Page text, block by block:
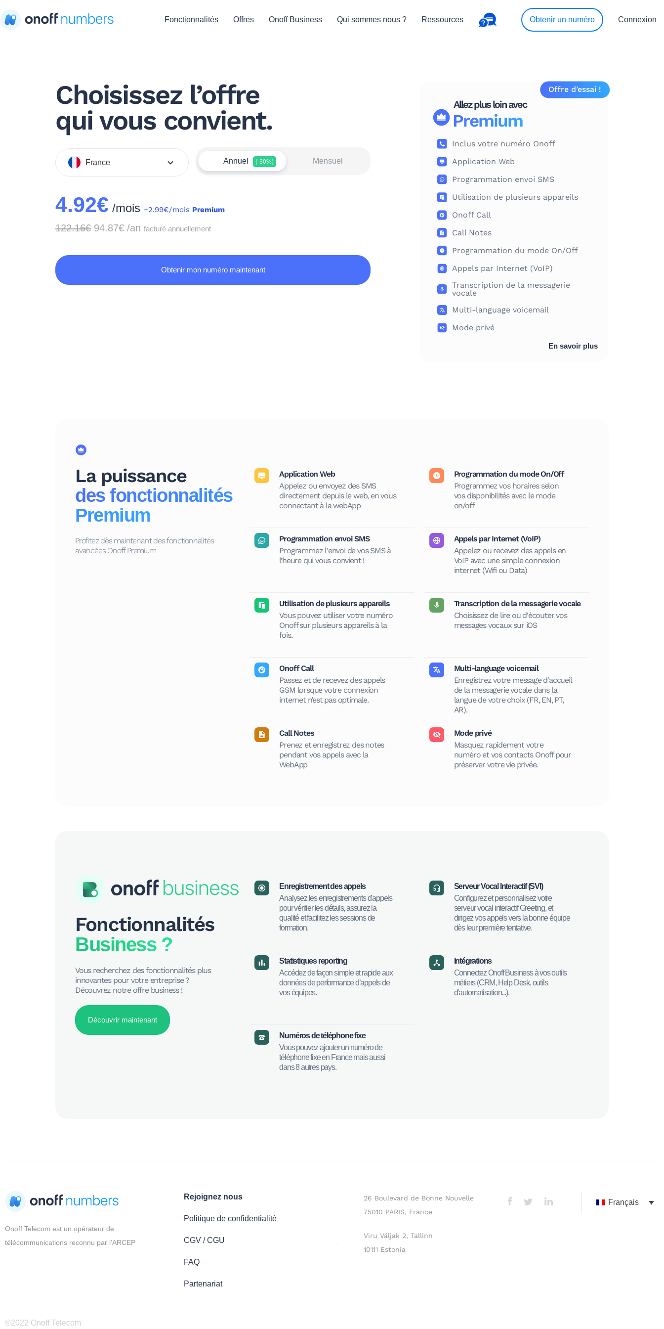
Fonctionnalités Offres Onoff Business Qui sommes nous ? Ressources Obtenir un numéro Connexion
Choisissez l’offre
qui vous convient.
France Annuel (-30%) Mensuel
4.92€ /mois +2.99€/mois Premium
122.16€ 94.87€ /an facturé annuellement
Obtenir mon numéro maintenant
Offre d’essai !
Allez plus loin avec
Premium
Inclus votre numéro Onoff
Application Web
Programmation envoi SMS
Utilisation de plusieurs appareils
Onoff Call
Call Notes
Programmation du mode On/Off
Appels par Internet (VoIP)
Transcription de la messagerie
vocale
Multi-language voicemail
Mode privé
En savoir plus
La puissance
des fonctionnalités
Premium
Profitez dès maintenant des fonctionnalités
avancées Onoff Premium
Application Web
Appelez ou envoyez des SMS
directement depuis le web, en vous
connectant à la webApp
Programmation envoi SMS
Programmez l'envoi de vos SMS à
l’heure qui vous convient !
Utilisation de plusieurs appareils
Vous pouvez utiliser votre numéro
Onoff sur plusieurs appareils à la
fois.
Onoff Call
Passez et de recevez des appels
GSM lorsque votre connexion
internet n’est pas optimale.
Call Notes
Prenez et enregistrez des notes
pendant vos appels avec la
WebApp
Programmation du mode On/Off
Programmez vos horaires selon
vos disponibilités avec le mode
on/off
Appels par Internet (VoIP)
Appelez ou recevez des appels en
VoIP avec une simple connexion
internet (Wifi ou Data)
Transcription de la messagerie vocale
Choisissez de lire ou d'écouter vos
messages vocaux sur iOS
Multi-language voicemail
Enregistrez votre message d'accueil
de la messagerie vocale dans la
langue de votre choix (FR, EN, PT,
AR).
Mode privé
Masquez rapidement votre
numéro et vos contacts Onoff pour
préserver votre vie privée.
Fonctionnalités
Business ?
Vous recherchez des fonctionnalités plus
innovantes pour votre entreprise ?
Découvrez notre offre business !
Découvrir maintenant
Enregistrement des appels
Analysez les enregistrements d'appels
pour vérifier les détails, assurez la
qualité et facilitez les sessions de
formation.
Statistiques reporting
Accédez de façon simple et rapide aux
données de performance d’appels de
vos équipes.
Numéros de téléphone fixe
Vous pouvez ajouter un numéro de
téléphone fixe en France mais aussi
dans 8 autres pays.
Serveur Vocal Interactif (SVI)
Configurez et personnalisez votre
serveur vocal interactif Greeting, et
dirigez vos appels vers la bonne équipe
dès leur première tentative.
Intégrations​
Connectez Onoff Business à vos outils
métiers (CRM, Help Desk, outils
d'automatisation...).​
Onoff Telecom est un opérateur de
télécommunications reconnu par l’ARCEP
Rejoignez nous
Politique de confidentialité
CGV /CGU
FAQ
Partenariat
26 Boulevard de Bonne Nouvelle
75010 PARIS, France
Viru Väljak 2, Tallinn
10111 Estonia
Français
©2022 Onoff Telecom